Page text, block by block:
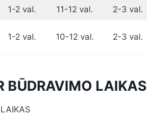
1-2 val. 11-12 val. 2-3 val.
1-2 val. 10-12 val. 2-3 val.
BŪDRAVIMO LAIKAS